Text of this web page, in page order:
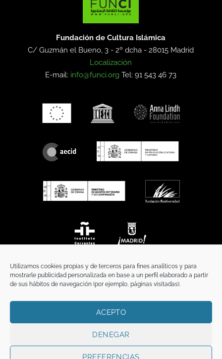
Utilizamos cookies propias y de terceros para fines analíticos y para
mostrarle publicidad personalizada en base a un perfil elaborado a partir
de sus hábitos de navegación (por ejemplo, páginas visitadas).
ACEPTO
DENEGAR
PREFERENCIAS
Fundación de Cultura Islámica
C/ Guzmán el Bueno, 3 - 2º dcha -28015 Madrid
Localización
E-mail: info@funci.org Tel: 91 543 46 73
TÉRMINOS Y CONDICIONES
Copyright 2026 ©FunciFUNCI es titular de los derechos de propiedad
intelectual e industrial de este sitio web, y es también titular o tiene la